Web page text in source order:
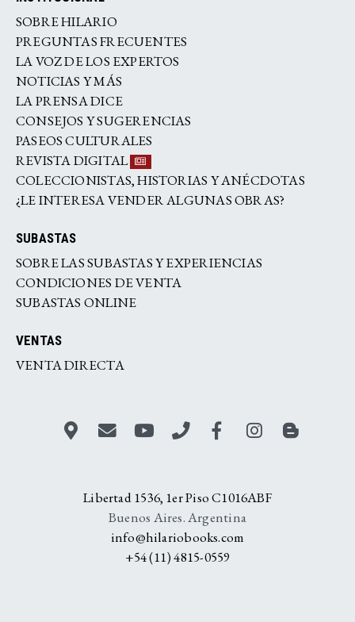
SOBRE HILARIO
PREGUNTAS FRECUENTES
LA VOZ DE LOS EXPERTOS
NOTICIAS Y MÁS
LA PRENSA DICE
CONSEJOS Y SUGERENCIAS
PASEOS CULTURALES
REVISTA DIGITAL
COLECCIONISTAS, HISTORIAS Y ANÉCDOTAS
¿LE INTERESA VENDER ALGUNAS OBRAS?
SUBASTAS
SOBRE LAS SUBASTAS Y EXPERIENCIAS
CONDICIONES DE VENTA
SUBASTAS ONLINE
VENTAS
VENTA DIRECTA
Libertad 1536, 1er Piso C1016ABF
Buenos Aires. Argentina
info@hilariobooks.com
+54 (11) 4815-0559